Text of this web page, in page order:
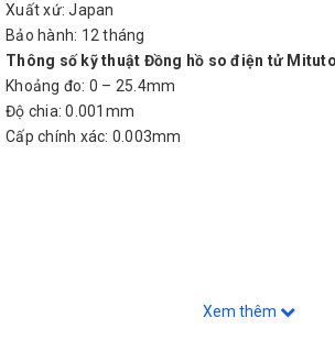
Xuất xứ: Japan
Bảo hành: 12 tháng
Thông số kỹ thuật Đồng hồ so điện tử
Khoảng đo: 0 – 25.4mm
Độ chia: 0.001mm
Cấp chính xác: 0.003mm
Xem thêm